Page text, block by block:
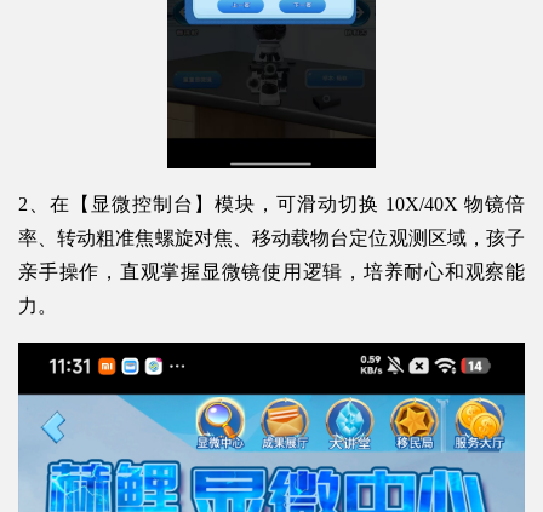
2、在【显微控制台】模块，可滑动切换 10X/40X 物镜倍
率、转动粗准焦螺旋对焦、移动载物台定位观测区域，孩子
亲手操作，直观掌握显微镜使用逻辑，培养耐心和观察能
力。